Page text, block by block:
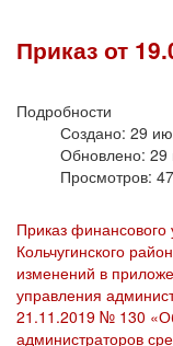
Приказ от
Подробности
Создано: 29
Обновлено:
Просмотров:
Приказ
Кольчугинского
изменений в
управления
21.11.2019 № 130
администраторов